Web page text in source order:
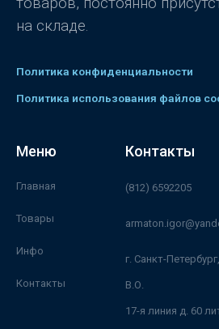
на складе.
Политика конфиденциальности
Политика использования файлов
Меню
Главная
Товары
Инфо
Контакты
Контакты
(812) 6592205
г. Санкт-Петербург,
В.О.
17-я линия д. 60